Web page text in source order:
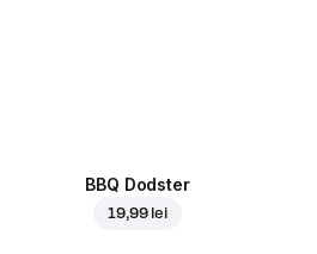
BBQ Dodster
19,99 lei